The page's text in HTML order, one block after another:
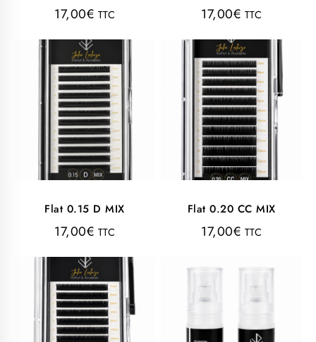
17,00€ TTC 17,00€ TTC
Flat 0.15 D MIX
17,00€ TTC
Flat 0.20 CC MIX
17,00€ TTC